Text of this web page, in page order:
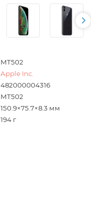
MT502
Apple Inc.
482000004316
MT502
150.9×75.7×8.3 мм
194 г